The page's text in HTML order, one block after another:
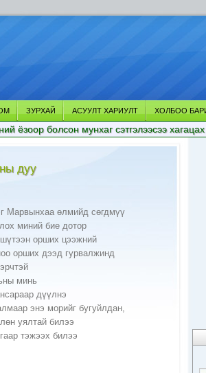
ЗУРХАЙ АСУУЛТ ХАРИУЛТ ХОЛБОО
ёзоор болсон мунхаг сэтгэлээсээ хагацах
дуу
Марвынхаа өлмийд сөгдмүү
миний бие дотор
орших цээжний
орших дээд гурвалжинд
минь
дүүлнэ
энэ морийг бугуйлдан,
уялтай билээ
тэжээх билээ